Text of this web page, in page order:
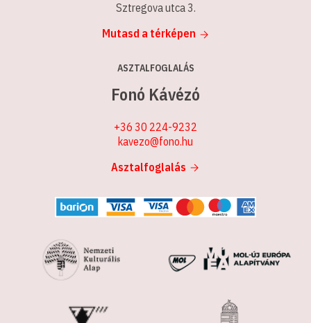
Sztregova utca 3.
Mutasd a térképen
ASZTALFOGLALÁS
Fonó Kávézó
+36 30 224-9232
kavezo@fono.hu
Asztalfoglalás